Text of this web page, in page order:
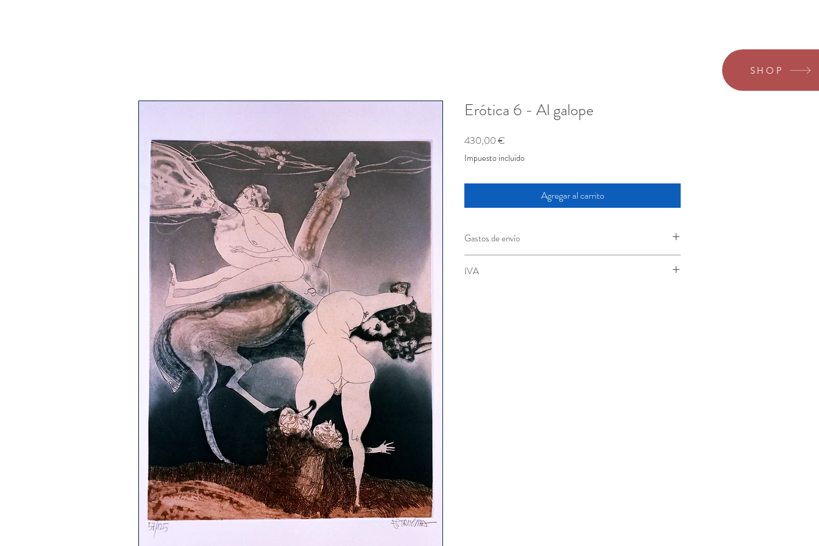
Erótica 6 - Al galope
430,00 €
Impuesto incluido
Agregar al carrito
Gastos de envío
IVA
SHOP